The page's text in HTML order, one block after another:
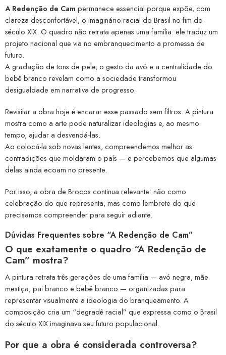
A Redenção de Cam permanece essencial porque expõe, com
clareza desconfortável, o imaginário racial do Brasil no fim do
século XIX. O quadro não retrata apenas uma família: ele traduz um
projeto nacional que via no embranquecimento a promessa de
futuro.
A gradação de tons de pele, o gesto da avó e a centralidade do
bebê branco revelam como a sociedade transformou
desigualdade em narrativa de progresso.
Revisitar a obra hoje é encarar esse passado sem filtros. A pintura
mostra como a arte pode naturalizar ideologias e, ao mesmo
tempo, ajudar a desvendá-las.
Ao colocá-la sob novas lentes, compreendemos melhor as
contradições que moldaram o país — e percebemos que algumas
delas ainda ecoam no presente.
Por isso, a obra de Brocos continua relevante: não como
celebração do que representa, mas como lembrete do que
precisamos compreender para seguir adiante.
Dúvidas Frequentes sobre “A Redenção de Cam”
O que exatamente o quadro “A Redenção de
Cam” mostra?
A pintura retrata três gerações de uma família — avó negra, mãe
mestiça, pai branco e bebê branco — organizadas para
representar visualmente a ideologia do branqueamento. A
composição cria um “degradê racial” que expressa como o Brasil
do século XIX imaginava seu futuro populacional.
Por que a obra é considerada controversa?